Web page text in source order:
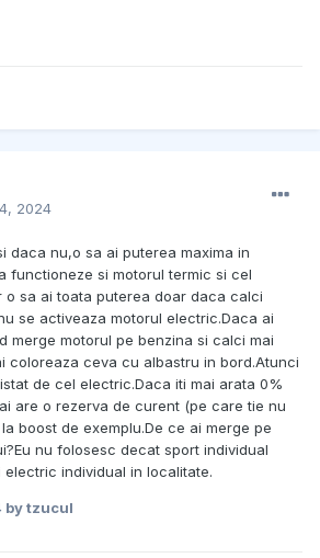
2024
daca nu,o sa ai puterea maxima in
functioneze si motorul termic si cel
o sa ai toata puterea doar daca calci
se activeaza motorul electric.Daca ai
merge motorul pe benzina si calci mai
coloreaza ceva cu albastru in bord.Atunci
de cel electric.Daca iti mai arata 0%
are o rezerva de curent (pe care tie nu
boost de exemplu.De ce ai merge pe
nu folosesc decat sport individual
individual in localitate.
by tzucul